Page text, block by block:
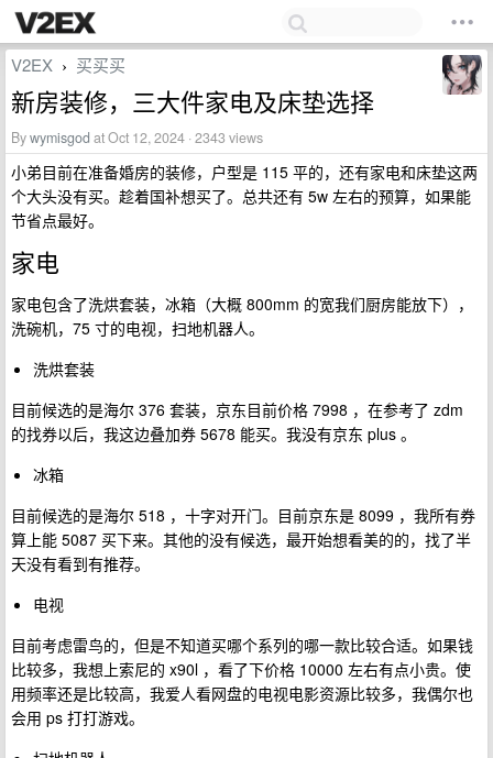
V2EX › 买买买
新房装修，三大件家电及床垫选择
Bywymisgod at Oct 12, 2024 · 2343 views
小弟目前在准备婚房的装修，户型是 115 平的，还有家电和床垫这两
个大头没有买。趁着国补想买了。总共还有 5w 左右的预算，如果能
节省点最好。
家电
家电包含了洗烘套装，冰箱（大概 800mm 的宽我们厨房能放下），
洗碗机，75 寸的电视，扫地机器人。
洗烘套装
目前候选的是海尔 376 套装，京东目前价格 7998 ，在参考了 zdm
的找券以后，我这边叠加券 5678 能买。我没有京东 plus 。
冰箱
目前候选的是海尔 518 ，十字对开门。目前京东是 8099 ，我所有券
算上能 5087 买下来。其他的没有候选，最开始想看美的的，找了半
天没有看到有推荐。
电视
目前考虑雷鸟的，但是不知道买哪个系列的哪一款比较合适。如果钱
比较多，我想上索尼的 x90l ，看了下价格 10000 左右有点小贵。使
用频率还是比较高，我爱人看网盘的电视电影资源比较多，我偶尔也
会用 ps 打打游戏。